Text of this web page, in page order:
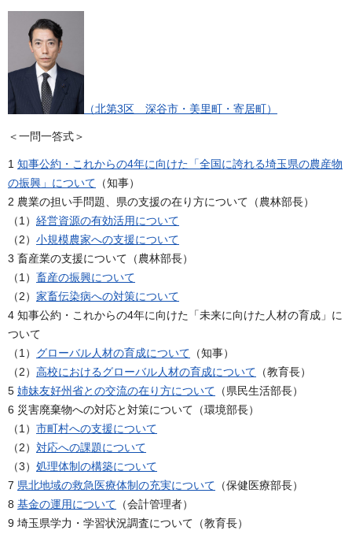
（北第3区 深谷市・美里町・寄居町）
＜一問一答式＞
1 知事公約・これからの4年に向けた「全国に誇れる埼玉県の農産物
の振興」について （知事）
2 農業の担い手問題、県の支援の在り方について（農林部長）
（1） 経営資源の有効活用について
（2） 小規模農家への支援について
3 畜産業の支援について（農林部長）
（1） 畜産の振興について
（2） 家畜伝染病への対策について
4 知事公約・これからの4年に向けた「未来に向けた人材の育成」に
ついて
（1） グローバル人材の育成について （知事）
（2） 高校におけるグローバル人材の育成について （教育長）
5 姉妹友好州省との交流の在り方について （県民生活部長）
6 災害廃棄物への対応と対策について（環境部長）
（1） 市町村への支援について
（2） 対応への課題について
（3） 処理体制の構築について
7 県北地域の救急医療体制の充実について （保健医療部長）
8 基金の運用について （会計管理者）
9 埼玉県学力・学習状況調査について（教育長）